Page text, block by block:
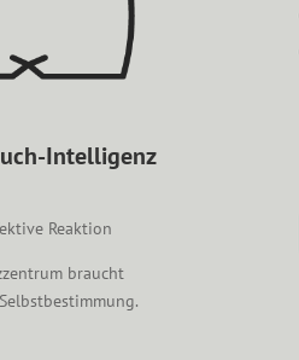
Intelligenz
Reaktion
braucht